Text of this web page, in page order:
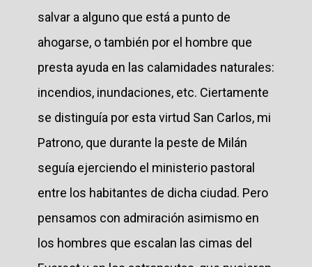
salvar a alguno que está a punto de
ahogarse, o también por el hombre que
presta ayuda en las calamidades naturales:
incendios, inundaciones, etc. Ciertamente
se distinguía por esta virtud San Carlos, mi
Patrono, que durante la peste de Milán
seguía ejerciendo el ministerio pastoral
entre los habitantes de dicha ciudad. Pero
pensamos con admiración asimismo en
los hombres que escalan las cimas del